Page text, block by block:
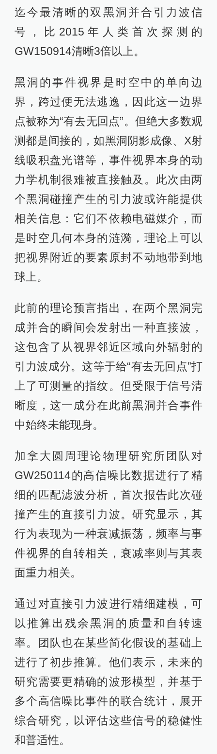
迄今最清晰的双黑洞并合引力波信
号，比2015年人类首次探测的
GW150914清晰3倍以上。
黑洞的事件视界是时空中的单向边
界，跨过便无法逃逸，因此这一边界
点被称为“有去无回点”。但绝大多数观
测都是间接的，如黑洞阴影成像、X射
线吸积盘光谱等，事件视界本身的动
力学机制很难被直接触及。此次由两
个黑洞碰撞产生的引力波或许能提供
相关信息：它们不依赖电磁媒介，而
是时空几何本身的涟漪，理论上可以
把视界附近的要素原封不动地带到地
球上。
此前的理论预言指出，在两个黑洞完
成并合的瞬间会发射出一种直接波，
这包含了从视界邻近区域向外辐射的
引力波成分。这等于给“有去无回点”打
上了可测量的指纹。但受限于信号清
晰度，这一成分在此前黑洞并合事件
中始终未能现身。
加拿大圆周理论物理研究所团队对
GW250114的高信噪比数据进行了精
细的匹配滤波分析，首次报告此次碰
撞产生的直接引力波。研究显示，其
行为表现为一种衰减振荡，频率与事
件视界的自转相关，衰减率则与其表
面重力相关。
通过对直接引力波进行精细建模，可
以推算出残余黑洞的质量和自转速
率。团队也在某些简化假设的基础上
进行了初步推算。他们表示，未来的
研究需要更精确的波形模型，并基于
多个高信噪比事件的联合统计，展开
综合研究，以评估这些信号的稳健性
和普适性。